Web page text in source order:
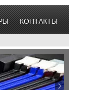
КОНТАКТЫ